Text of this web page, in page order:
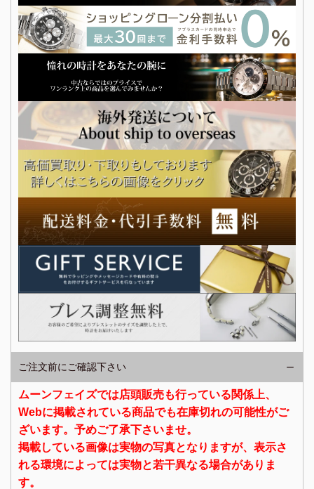
ご注文前にご確認下さい
ムーンフェイズでは店頭販売も行っている関係上、
Webに掲載されている商品でも在庫切れの可能性がご
ざいます。予めご了承下さいませ。
掲載している画像は実物の写真となりますが、表示さ
れる環境によっては実物と若干異なる場合がありま
す。